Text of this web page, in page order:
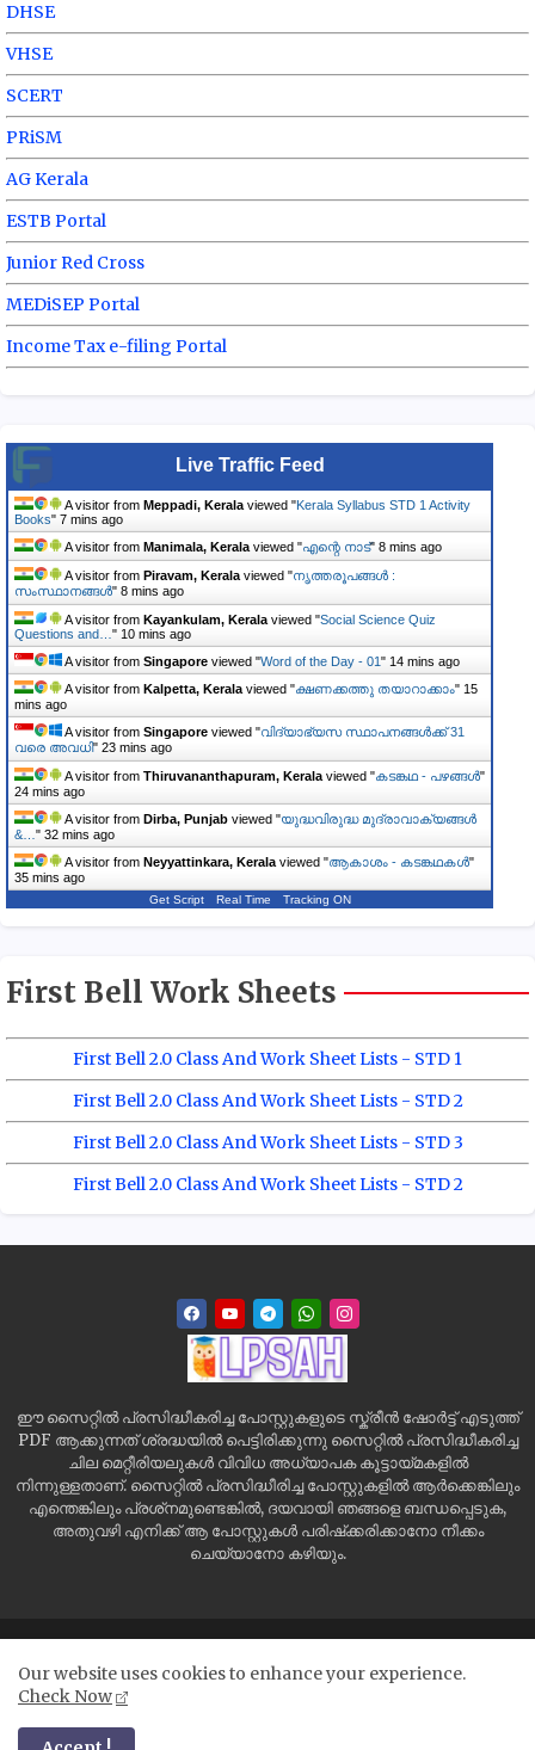
DHSE
VHSE
SCERT
PRiSM
AG Kerala
ESTB Portal
Junior Red Cross
MEDiSEP Portal
Income Tax e-filing Portal
Live Traffic Feed
A visitor from Meppadi, Kerala viewed "Kerala Syllabus STD 1 Activity
Books" 7 mins ago
A visitor from Manimala, Kerala viewed "എന്റെ നാട്" 8 mins ago
A visitor from Piravam, Kerala viewed "നൃത്തരൂപങ്ങൾ :
സംസ്ഥാനങ്ങൾ" 8 mins ago
A visitor from Kayankulam, Kerala viewed "Social Science Quiz
Questions and… " 10 mins ago
A visitor from Singapore viewed "Word of the Day - 01 " 14 mins ago
A visitor from Kalpetta, Kerala viewed "ക്ഷണക്കത്തു തയാറാക്കാം" 15
mins ago
A visitor from Singapore viewed "വിദ്യാഭ്യസ സ്ഥാപനങ്ങൾക്ക് 31
വരെ അവധി" 23 mins ago
A visitor from Thiruvananthapuram, Kerala viewed "കടങ്കഥ - പഴങ്ങൾ"
24 mins ago
A visitor from Dirba, Punjab viewed "യുദ്ധവിരുദ്ധ മുദ്രാവാക്യങ്ങൾ
&… " 32 mins ago
A visitor from Neyyattinkara, Kerala viewed "ആകാശം - കടങ്കഥകൾ"
35 mins ago
Get Script Real Time Tracking ON
First Bell Work Sheets
First Bell 2.0 Class And Work Sheet Lists - STD 1
First Bell 2.0 Class And Work Sheet Lists - STD 2
First Bell 2.0 Class And Work Sheet Lists - STD 3
First Bell 2.0 Class And Work Sheet Lists - STD 2
ഈ സൈറ്റിൽ പ്രസിദ്ധീകരിച്ച പോസ്റ്റുകളുടെ സ്ക്രീൻ ഷോർട്ട് എടുത്ത്
PDF ആക്കുന്നത് ശ്രദ്ധയിൽ പെട്ടിരിക്കുന്നു സൈറ്റിൽ പ്രസിദ്ധീകരിച്ച
ചില മെറ്റീരിയലുകൾ വിവിധ അധ്യാപക കൂട്ടായ്മകളിൽ
നിന്നുള്ളതാണ്. സൈറ്റിൽ പ്രസിദ്ധീരിച്ച പോസ്റ്റുകളിൽ ആർക്കെങ്കിലും
എന്തെങ്കിലും പ്രശ്‌നമുണ്ടെങ്കിൽ, ദയവായി ഞങ്ങളെ ബന്ധപ്പെടുക,
അതുവഴി എനിക്ക് ആ പോസ്റ്റുകൾ പരിഷ്‌ക്കരിക്കാനോ നീക്കം
ചെയ്യാനോ കഴിയും.
Disclaimer
Our website uses cookies to enhance your experience.
Check Now